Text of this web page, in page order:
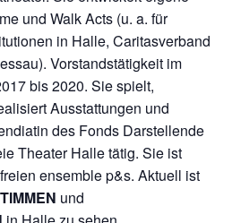
und Walk Acts (u. a. für
in Halle, Caritasverband
Vorstandstätigkeit im
bis 2020. Sie spielt,
Ausstattungen und
des Fonds Darstellende
Theater Halle tätig. Sie ist
ensemble p&s. Aktuell ist
und